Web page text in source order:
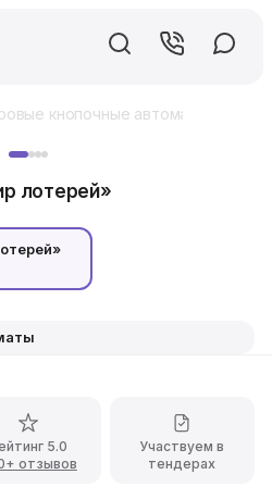
кнопочные автоматы
лотерей»
5.0
отзывов
Участвуем в
тендерах